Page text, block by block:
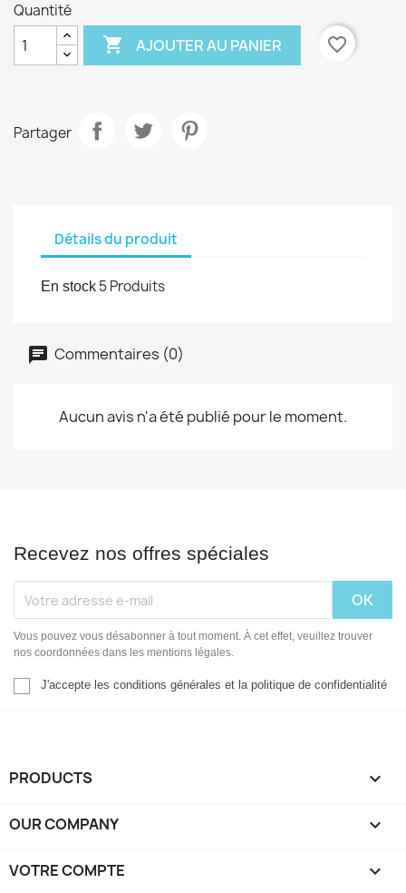
Quantité
 AJOUTER AU PANIER favorite_border
Partager
Détails du produit
En stock 5 Produits
Commentaires (0)
Aucun avis n'a été publié pour le moment.
Recevez nos offres spéciales
Vous pouvez vous désabonner à tout moment. À cet effet, veuillez trouver
nos coordonnées dans les mentions légales.
J'accepte les conditions générales et la politique de confidentialité
PRODUCTS 
OUR COMPANY 
VOTRE COMPTE 